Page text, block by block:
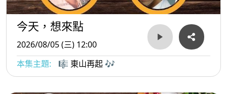
今天，想來點
2026/08/05 (三) 12:00
本集主題:
🎼 東山再起 🎶